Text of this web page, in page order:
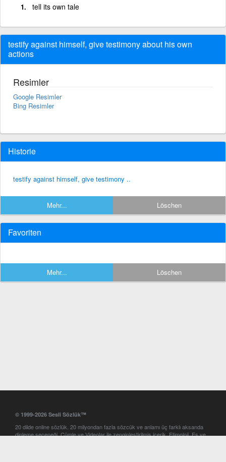
tell its own tale
testify against himself, give testimony about his own
actions
Resimler
Google Resimler
Bing Resimler
Historie
testify against himself, give testimony ..
Mehr... Löschen
Favoriten
Mehr... Löschen
© 1999-2026 Sesli Sözlük™
20 dilde online sözlük. 20 milyondan fazla sözcük ve anlamı üç farklı aksanda
dinleme seçeneği. Cümle ve Videolar ile zenginleştirilmiş içerik. Etimoloji, Eş ve